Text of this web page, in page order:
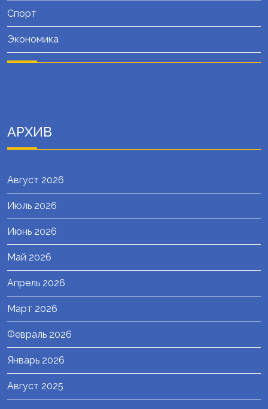
Спорт
Экономика
АРХИВ
Август 2026
Июль 2026
Июнь 2026
Май 2026
Апрель 2026
Март 2026
Февраль 2026
Январь 2026
Август 2025